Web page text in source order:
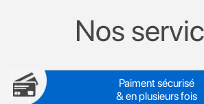
Nos
Paiment sécurisé
& en plusieurs fois